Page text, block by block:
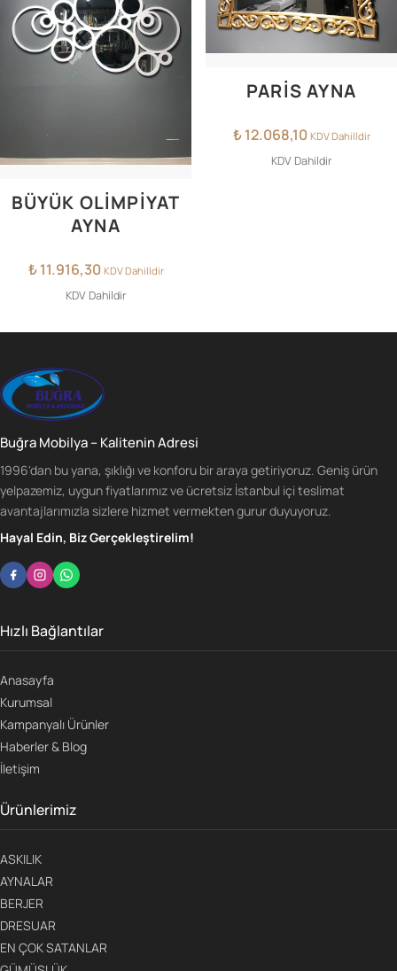
BÜYÜK OLİMPİYAT
AYNA
₺11.916,30 KDV Dahilldir
KDV Dahildir
PARİS AYNA
₺12.068,10 KDV Dahilldir
KDV Dahildir
Buğra Mobilya – Kalitenin Adresi
1996'dan bu yana, şıklığı ve konforu bir araya getiriyoruz. Geniş ürün
yelpazemiz, uygun fiyatlarımız ve ücretsiz İstanbul içi teslimat
avantajlarımızla sizlere hizmet vermekten gurur duyuyoruz.
Hayal Edin, Biz Gerçekleştirelim!
Hızlı Bağlantılar
Anasayfa
Kurumsal
Kampanyalı Ürünler
Haberler & Blog
İletişim
Ürünlerimiz
ASKILIK
AYNALAR
BERJER
DRESUAR
EN ÇOK SATANLAR